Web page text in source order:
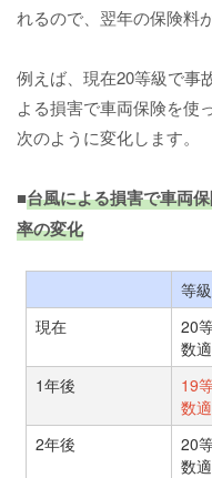
れるので、翌年の保険料
例えば、現在20等級で事
よる損害で車両保険を使
次のように変化します。
■台風による損害で車両
率の変化
等級
現在
20
数
1年後
19
数
2年後
20
数